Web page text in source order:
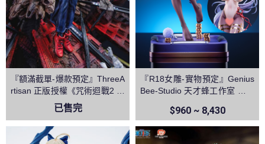
『額滿截單-爆款預定』ThreeA
rtisan 正版授權《咒術迴戰2 》
兩面宿儺 領域展開 伏魔御廚子
已售完
『R18女雕-實物預定』Genius
Bee-Studio 天才蜂工作室 逆兔
$960 ~ 8,430